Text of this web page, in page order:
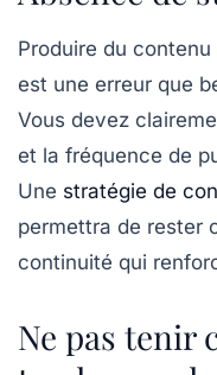
Produire du
est une erreur que
Vous devez
et la fréquence de
Une stratégie de
permettra de rester
continuité qui
Ne pas tenir